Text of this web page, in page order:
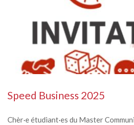
Speed Business 2025
Chèr·e étudiant·es du Master